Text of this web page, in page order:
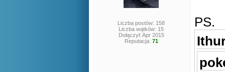
Liczba postów: 158
Liczba wątków: 15
Dołączył: Apr 2015
Reputacja: 71
PS.